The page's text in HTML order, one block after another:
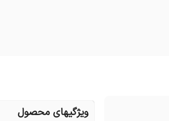
ویژگیهای محصول